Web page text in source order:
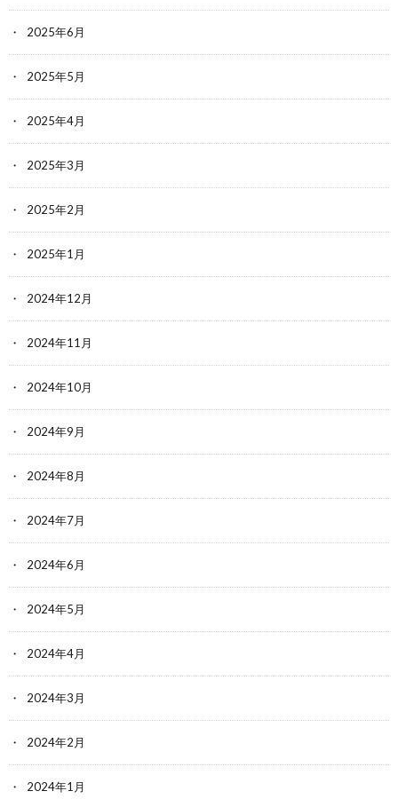
2025年6月
2025年5月
2025年4月
2025年3月
2025年2月
2025年1月
2024年12月
2024年11月
2024年10月
2024年9月
2024年8月
2024年7月
2024年6月
2024年5月
2024年4月
2024年3月
2024年2月
2024年1月